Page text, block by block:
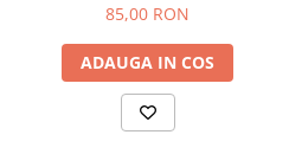
85,00 RON
ADAUGA IN COS